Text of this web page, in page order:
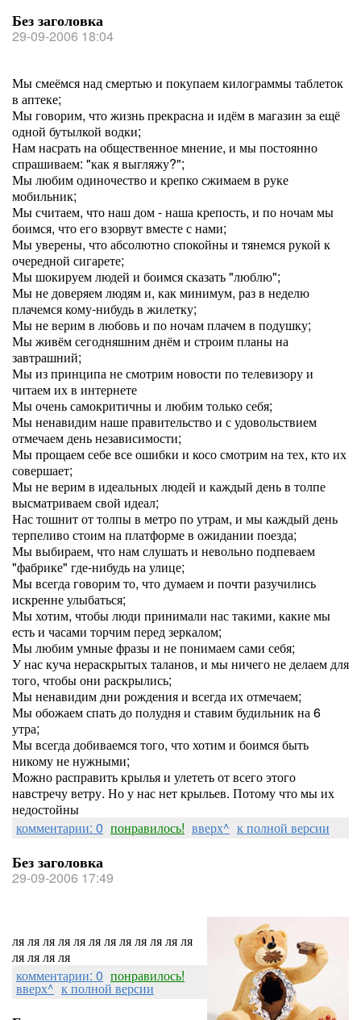
Без заголовка
29-09-2006 18:04
Мы смеёмся над смертью и покупаем килограммы таблеток
в аптеке;
Мы говорим, что жизнь прекрасна и идём в магазин за ещё
одной бутылкой водки;
Нам насрать на общественное мнение, и мы постоянно
спрашиваем: "как я выгляжу?";
Мы любим одиночество и крепко сжимаем в руке
мобильник;
Мы считаем, что наш дом - наша крепость, и по ночам мы
боимся, что его взорвут вместе с нами;
Мы уверены, что абсолютно спокойны и тянемся рукой к
очередной сигарете;
Мы шокируем людей и боимся сказать "люблю";
Мы не доверяем людям и, как минимум, раз в неделю
плачемся кому-нибудь в жилетку;
Мы не верим в любовь и по ночам плачем в подушку;
Мы живём сегодняшним днём и строим планы на
завтрашний;
Мы из принципа не смотрим новости по телевизору и
читаем их в интернете
Мы очень самокритичны и любим только себя;
Мы ненавидим наше правительство и с удовольствием
отмечаем день независимости;
Мы прощаем себе все ошибки и косо смотрим на тех, кто их
совершает;
Мы не верим в идеальных людей и каждый день в толпе
высматриваем свой идеал;
Нас тошнит от толпы в метро по утрам, и мы каждый день
терпеливо стоим на платформе в ожидании поезда;
Мы выбираем, что нам слушать и невольно подпеваем
"фабрике" где-нибудь на улице;
Мы всегда говорим то, что думаем и почти разучились
искренне улыбаться;
Мы хотим, чтобы люди принимали нас такими, какие мы
есть и часами торчим перед зеркалом;
Мы любим умные фразы и не понимаем сами себя;
У нас куча нераскрытых таланов, и мы ничего не делаем для
того, чтобы они раскрылись;
Мы ненавидим дни рождения и всегда их отмечаем;
Мы обожаем спать до полудня и ставим будильник на 6
утра;
Мы всегда добиваемся того, что хотим и боимся быть
никому не нужными;
Можно расправить крылья и улететь от всего этого
навстречу ветру. Но у нас нет крыльев. Потому что мы их
недостойны
комментарии: 0 понравилось! вверх^ к полной версии
Без заголовка
29-09-2006 17:49
ля ля ля ля ля ля ля ля ля ля ля ля
ля ля ля ля
комментарии: 0 понравилось!
вверх^ к полной версии